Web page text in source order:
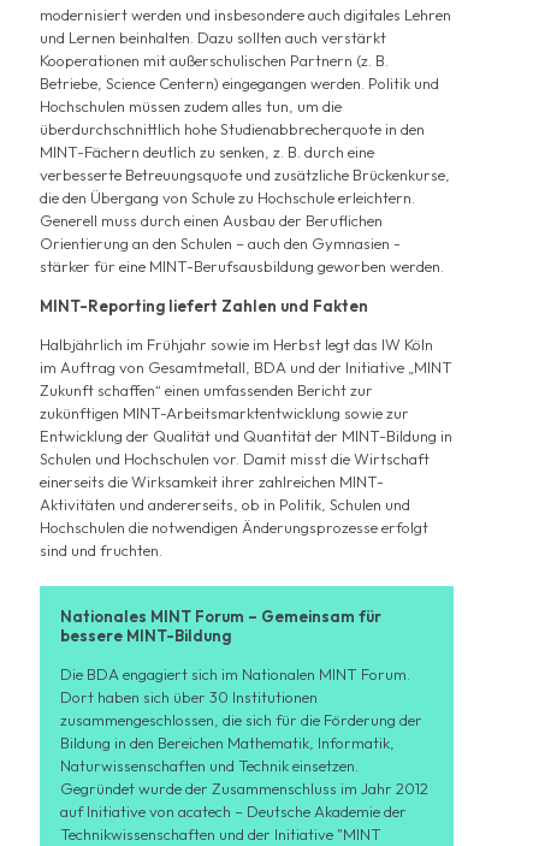
modernisiert werden und insbesondere auch digitales Lehren
und Lernen beinhalten. Dazu sollten auch verstärkt
Kooperationen mit außerschulischen Partnern (z. B.
Betriebe, Science Centern) eingegangen werden. Politik und
Hochschulen müssen zudem alles tun, um die
überdurchschnittlich hohe Studienabbrecherquote in den
MINT-Fächern deutlich zu senken, z. B. durch eine
verbesserte Betreuungsquote und zusätzliche Brückenkurse,
die den Übergang von Schule zu Hochschule erleichtern.
Generell muss durch einen Ausbau der Beruflichen
Orientierung an den Schulen – auch den Gymnasien -
stärker für eine MINT-Berufsausbildung geworben werden.
MINT-Reporting liefert Zahlen und Fakten
Halbjährlich im Frühjahr sowie im Herbst legt das IW Köln
im Auftrag von Gesamtmetall, BDA und der Initiative „MINT
Zukunft schaffen“ einen umfassenden Bericht zur
zukünftigen MINT-Arbeitsmarktentwicklung sowie zur
Entwicklung der Qualität und Quantität der MINT-Bildung in
Schulen und Hochschulen vor. Damit misst die Wirtschaft
einerseits die Wirksamkeit ihrer zahlreichen MINT-
Aktivitäten und andererseits, ob in Politik, Schulen und
Hochschulen die notwendigen Änderungsprozesse erfolgt
sind und fruchten.
Nationales MINT Forum – Gemeinsam für
bessere MINT-Bildung
Die BDA engagiert sich im Nationalen MINT Forum.
Dort haben sich über 30 Institutionen
zusammengeschlossen, die sich für die Förderung der
Bildung in den Bereichen Mathematik, Informatik,
Naturwissenschaften und Technik einsetzen.
Gegründet wurde der Zusammenschluss im Jahr 2012
auf Initiative von acatech – Deutsche Akademie der
Technikwissenschaften und der Initiative "MINT